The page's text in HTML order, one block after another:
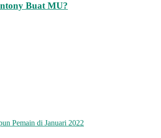
Buat MU?